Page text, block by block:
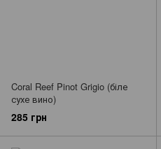
Coral Reef Pinot Grigio (біле
сухе вино)
285 грн